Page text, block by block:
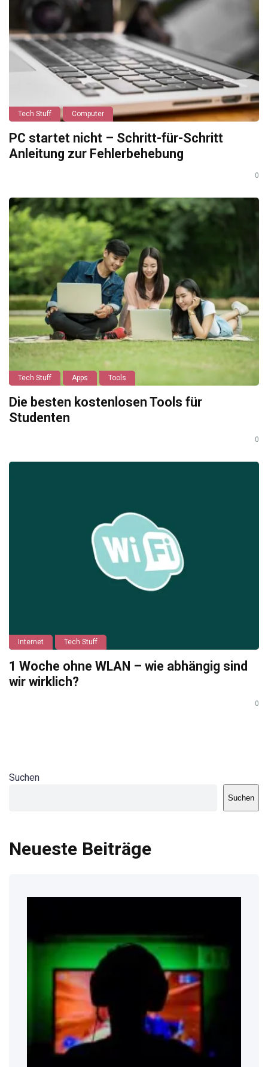
Tech Stuff Computer
PC startet nicht – Schritt-für-Schritt
Anleitung zur Fehlerbehebung
0
Tech Stuff Apps Tools
Die besten kostenlosen Tools für
Studenten
0
Internet Tech Stuff
1 Woche ohne WLAN – wie abhängig sind
wir wirklich?
0
Suchen
Suchen
Neueste Beiträge